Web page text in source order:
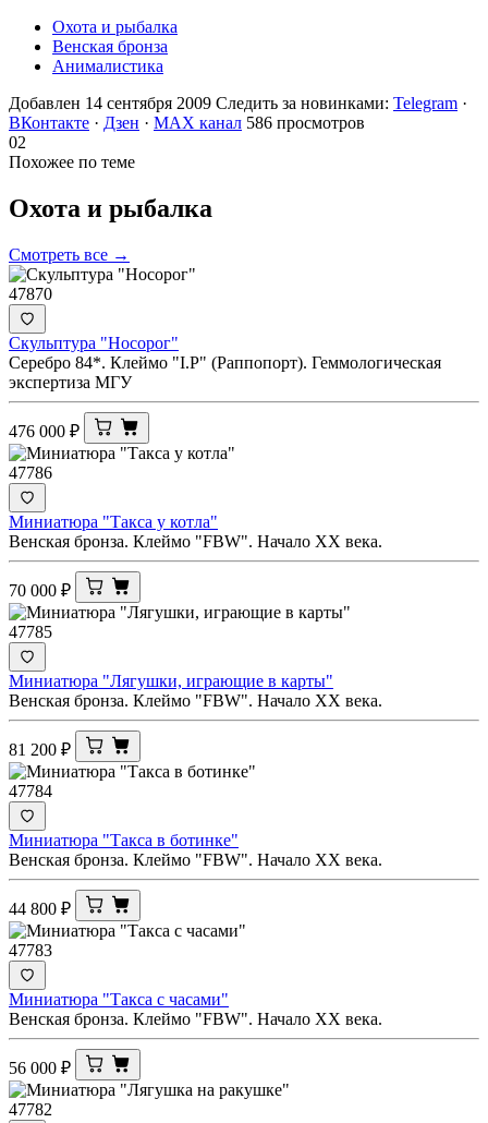
Охота и рыбалка
Венская бронза
Анималистика
Добавлен 14 сентября 2009 Следить за новинками: Telegram ·
ВКонтакте · Дзен · MAX канал 586 просмотров
02
Похожее по теме
Охота и рыбалка
Смотреть все →
47870
Скульптура "Носорог"
Серебро 84*. Клеймо "I.Р" (Раппопорт). Геммологическая
экспертиза МГУ
476 000 ₽
47786
Миниатюра "Такса у котла"
Венская бронза. Клеймо "FBW". Начало ХХ века.
70 000 ₽
47785
Миниатюра "Лягушки, играющие в карты"
Венская бронза. Клеймо "FBW". Начало ХХ века.
81 200 ₽
47784
Миниатюра "Такса в ботинке"
Венская бронза. Клеймо "FBW". Начало ХХ века.
44 800 ₽
47783
Миниатюра "Такса с часами"
Венская бронза. Клеймо "FBW". Начало ХХ века.
56 000 ₽
47782